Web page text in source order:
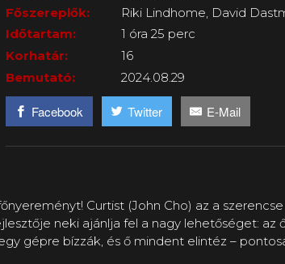
Főszereplők:
Riki Lindhome, David
Időtartam:
1 óra 25 perc
Korhatár:
16
Bemutató:
2024.08.29
Facebook Twitter E-Mail
Curtist (John Cho) az a
neki ajánlja fel a nagy lehetőséget: az
gépre bízzák, és ő mindent elintéz –